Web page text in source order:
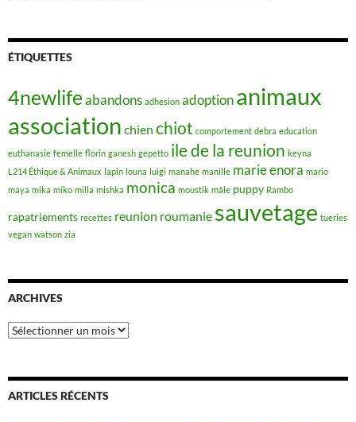
ÉTIQUETTES
4newlifeabandons adhesion adoptionanimaux
association chien chiot comportement debra education
euthanasie femelle florin ganesh gepetto ile de la reunion keyna
L214 Éthique & Animaux lapin louna luigi manahe manille marie enora mario
maya mika miko milla mishka monica moustik mâle puppy Rambo
rapatriements recettes reunion roumanie sauvetage tueries
vegan watson zia
ARCHIVES
Archives
ARTICLES RÉCENTS